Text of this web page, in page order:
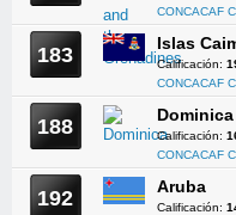
CONCACAF
183 Islas
Calificación:
CONCACAF
188 Dominica
Calificación:
CONCACAF
192 Aruba
Calificación: